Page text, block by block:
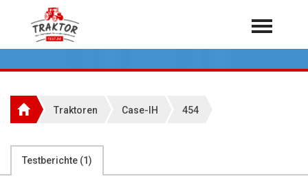
Home
Rundballenpressen
Über 7.000 Testberichte
Traktoren Case-IH 454
Testberichte (1)